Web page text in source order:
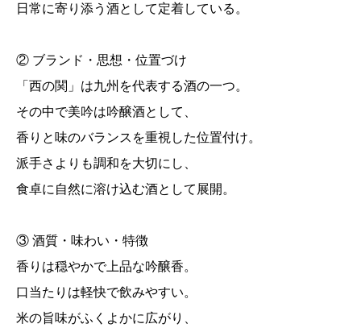
日常に寄り添う酒として定着している。
② ブランド・思想・位置づけ
「西の関」は九州を代表する酒の一つ。
その中で美吟は吟醸酒として、
香りと味のバランスを重視した位置付け。
派手さよりも調和を大切にし、
食卓に自然に溶け込む酒として展開。
③ 酒質・味わい・特徴
香りは穏やかで上品な吟醸香。
口当たりは軽快で飲みやすい。
米の旨味がふくよかに広がり、